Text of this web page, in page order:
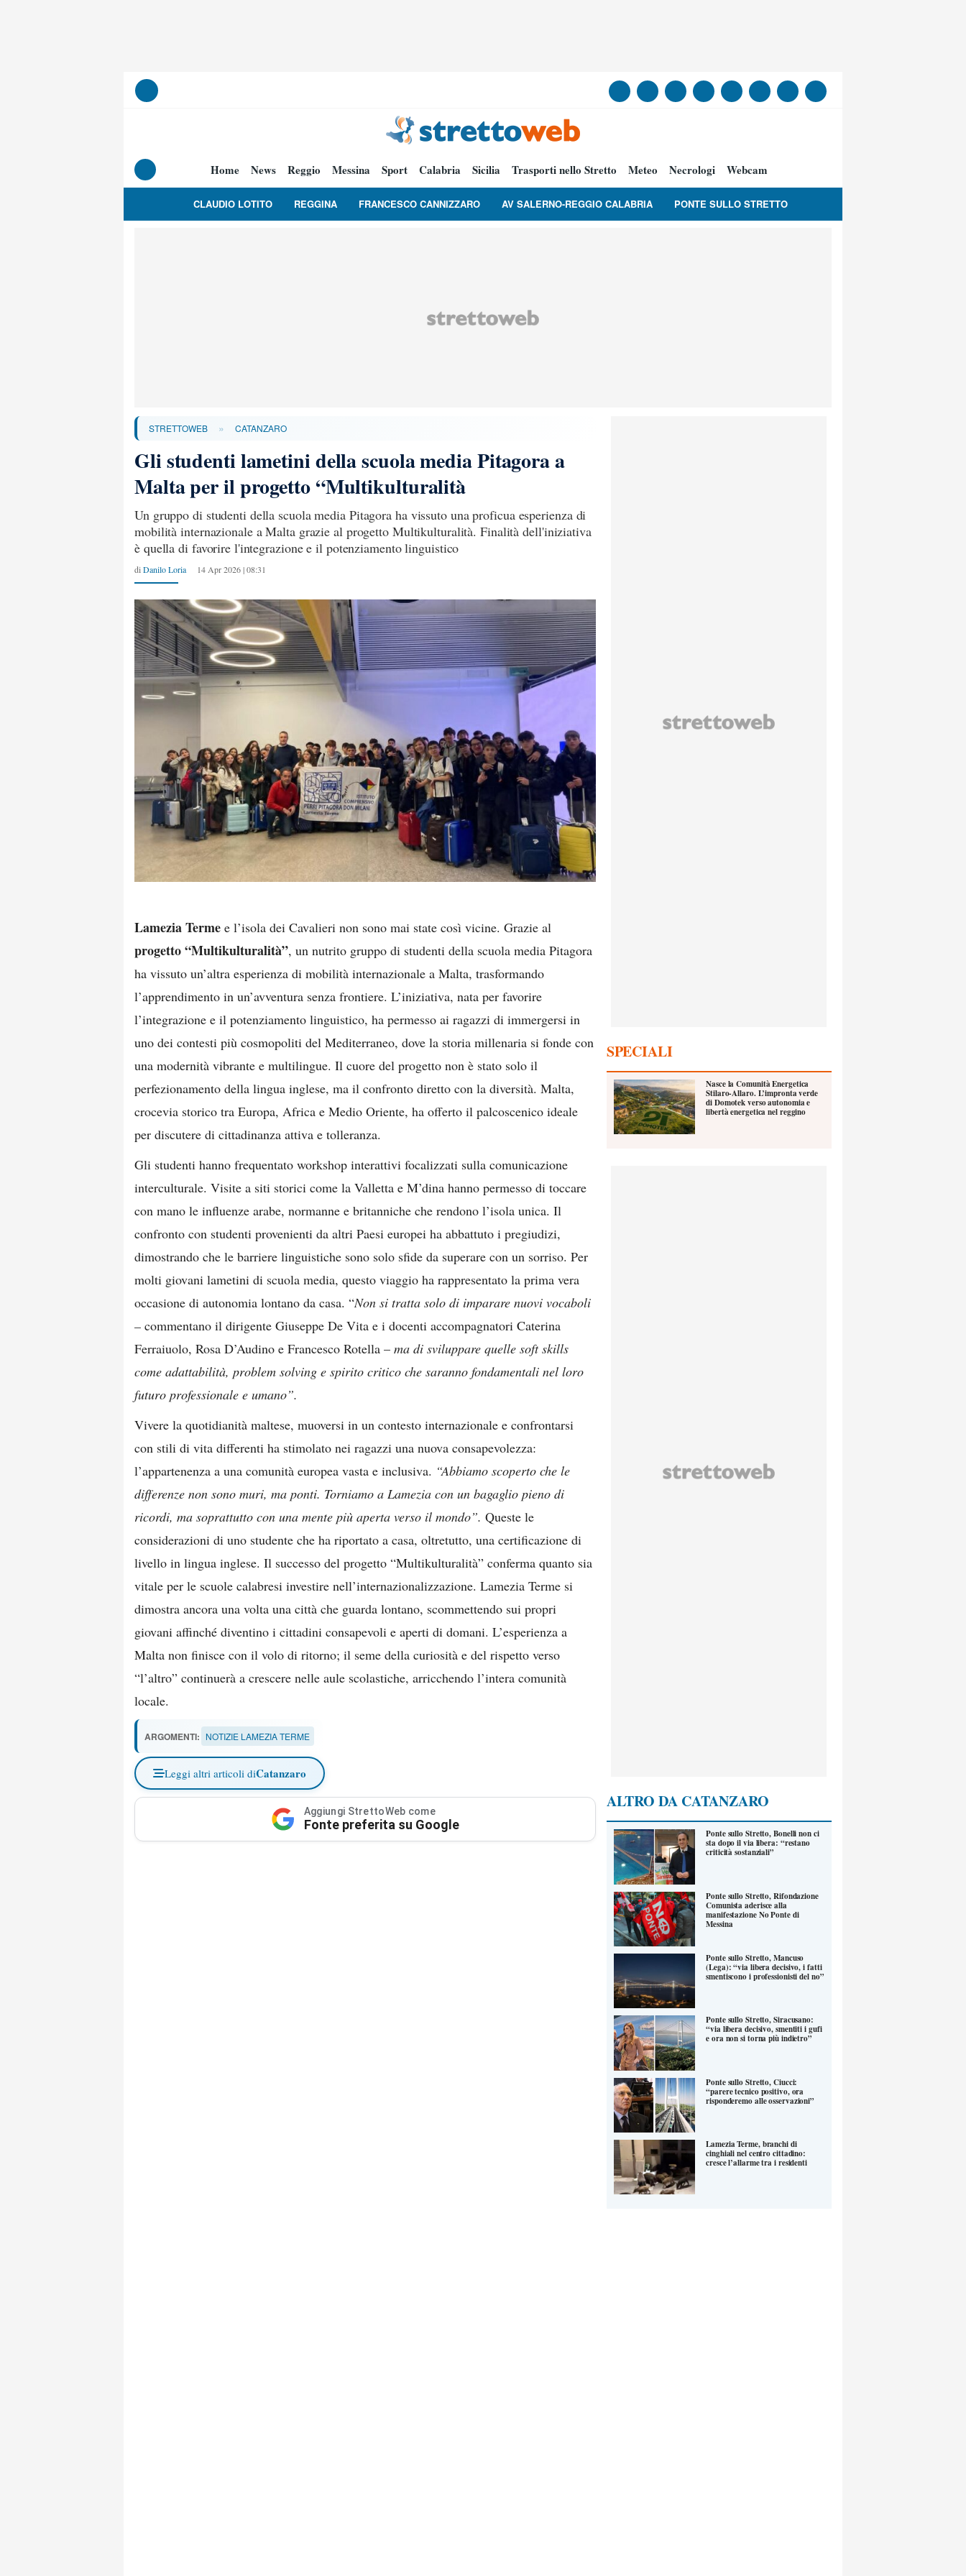
Home News Reggio Messina Sport Calabria Sicilia Trasporti nello Stretto Meteo Necrologi Webcam
CLAUDIO LOTITO REGGINA FRANCESCO CANNIZZARO AV SALERNO-REGGIO CALABRIA PONTE SULLO STRETTO
STRETTOWEB » CATANZARO
Gli studenti lametini della scuola media Pitagora a
Malta per il progetto “Multikulturalità
Un gruppo di studenti della scuola media Pitagora ha vissuto una proficua esperienza di
mobilità internazionale a Malta grazie al progetto Multikulturalità. Finalità dell'iniziativa
è quella di favorire l'integrazione e il potenziamento linguistico
di Danilo Loria 14 Apr 2026 | 08:31
Lamezia Terme e l’isola dei Cavalieri non sono mai state così vicine. Grazie al
progetto “Multikulturalità”, un nutrito gruppo di studenti della scuola media Pitagora
ha vissuto un’altra esperienza di mobilità internazionale a Malta, trasformando
l’apprendimento in un’avventura senza frontiere. L’iniziativa, nata per favorire
l’integrazione e il potenziamento linguistico, ha permesso ai ragazzi di immergersi in
uno dei contesti più cosmopoliti del Mediterraneo, dove la storia millenaria si fonde con
una modernità vibrante e multilingue. Il cuore del progetto non è stato solo il
perfezionamento della lingua inglese, ma il confronto diretto con la diversità. Malta,
crocevia storico tra Europa, Africa e Medio Oriente, ha offerto il palcoscenico ideale
per discutere di cittadinanza attiva e tolleranza.
Gli studenti hanno frequentato workshop interattivi focalizzati sulla comunicazione
interculturale. Visite a siti storici come la Valletta e M’dina hanno permesso di toccare
con mano le influenze arabe, normanne e britanniche che rendono l’isola unica. Il
confronto con studenti provenienti da altri Paesi europei ha abbattuto i pregiudizi,
dimostrando che le barriere linguistiche sono solo sfide da superare con un sorriso. Per
molti giovani lametini di scuola media, questo viaggio ha rappresentato la prima vera
occasione di autonomia lontano da casa. “Non si tratta solo di imparare nuovi vocaboli
– commentano il dirigente Giuseppe De Vita e i docenti accompagnatori Caterina
Ferraiuolo, Rosa D’Audino e Francesco Rotella – ma di sviluppare quelle soft skills
come adattabilità, problem solving e spirito critico che saranno fondamentali nel loro
futuro professionale e umano”.
Vivere la quotidianità maltese, muoversi in un contesto internazionale e confrontarsi
con stili di vita differenti ha stimolato nei ragazzi una nuova consapevolezza:
l’appartenenza a una comunità europea vasta e inclusiva. “Abbiamo scoperto che le
differenze non sono muri, ma ponti. Torniamo a Lamezia con un bagaglio pieno di
ricordi, ma soprattutto con una mente più aperta verso il mondo”. Queste le
considerazioni di uno studente che ha riportato a casa, oltretutto, una certificazione di
livello in lingua inglese. Il successo del progetto “Multikulturalità” conferma quanto sia
vitale per le scuole calabresi investire nell’internazionalizzazione. Lamezia Terme si
dimostra ancora una volta una città che guarda lontano, scommettendo sui propri
giovani affinché diventino i cittadini consapevoli e aperti di domani. L’esperienza a
Malta non finisce con il volo di ritorno; il seme della curiosità e del rispetto verso
“l’altro” continuerà a crescere nelle aule scolastiche, arricchendo l’intera comunità
locale.
ARGOMENTI: NOTIZIE LAMEZIA TERME
Leggi altri articoli diCatanzaro
Aggiungi StrettoWeb come
Fonte preferita su Google
SPECIALI
Nasce la Comunità Energetica
Stilaro-Allaro. L’impronta verde
di Domotek verso autonomia e
libertà energetica nel reggino
ALTRO DA CATANZARO
Ponte sullo Stretto, Bonelli non ci
sta dopo il via libera: “restano
criticità sostanziali”
Ponte sullo Stretto, Rifondazione
Comunista aderisce alla
manifestazione No Ponte di
Messina
Ponte sullo Stretto, Mancuso
(Lega): “via libera decisivo, i fatti
smentiscono i professionisti del no”
Ponte sullo Stretto, Siracusano:
“via libera decisivo, smentiti i gufi
e ora non si torna più indietro”
Ponte sullo Stretto, Ciucci:
“parere tecnico positivo, ora
risponderemo alle osservazioni”
Lamezia Terme, branchi di
cinghiali nel centro cittadino:
cresce l’allarme tra i residenti